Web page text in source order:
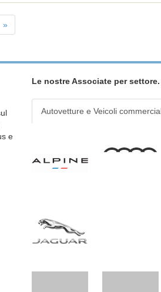
»
e
Le nostre Associate per settore.
Autovetture e Veicoli